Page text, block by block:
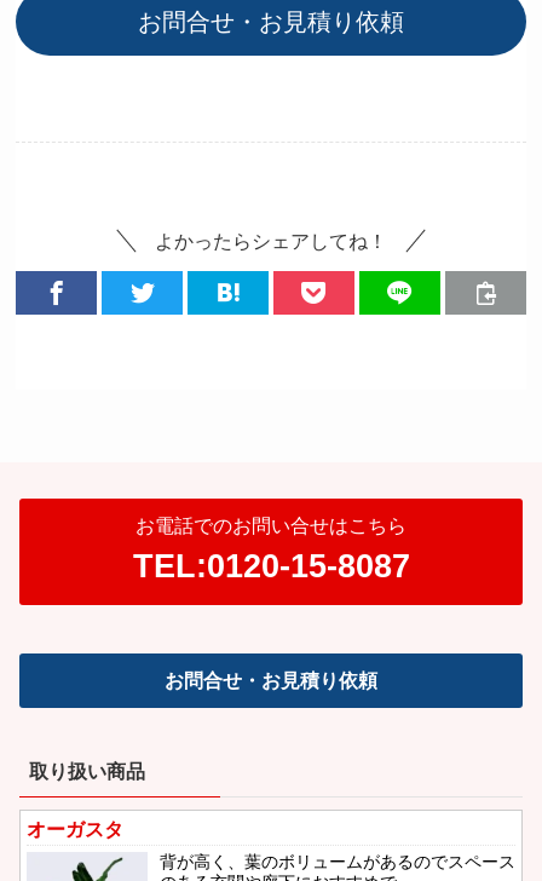
お問合せ・お見積り依頼
よかったらシェアしてね！
お電話でのお問い合せはこちら
TEL:0120-15-8087
お問合せ・お見積り依頼
取り扱い商品
オーガスタ
背が高く、葉のボリュームがあるのでスペース